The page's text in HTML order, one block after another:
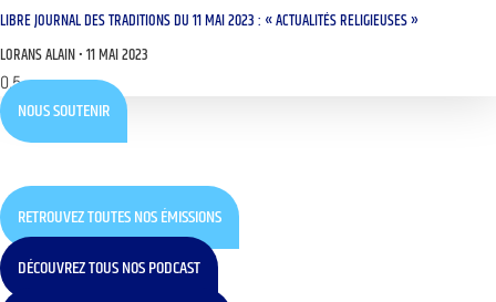
LIBRE JOURNAL DES TRADITIONS DU 11 MAI 2023 : « ACTUALITÉS RELIGIEUSES »
LORANS ALAIN 11 MAI 2023
NOUS SOUTENIR
RETROUVEZ TOUTES NOS ÉMISSIONS
DÉCOUVREZ TOUS NOS PODCAST